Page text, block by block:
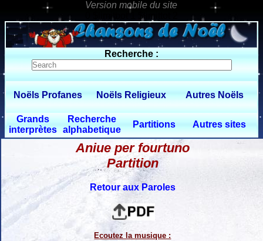
0 $limitbot 1 $limittot 2
Recherche :
Noëls Profanes Noëls Religieux Autres Noëls
Grands
interprètes
Recherche
alphabetique
Partitions Autres sites
Aniue per fourtuno
Partition
Retour aux Paroles
Ecoutez la musique :